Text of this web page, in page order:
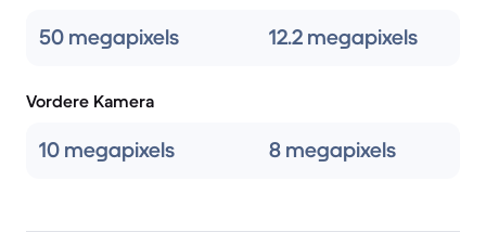
50 megapixels 12.2 megapixels
Vordere Kamera
10 megapixels 8 megapixels